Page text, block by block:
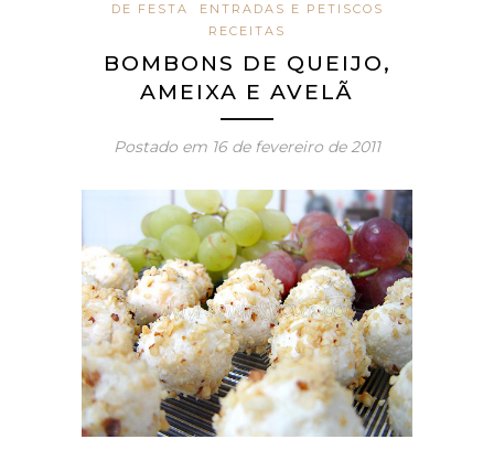
DE FESTA
ENTRADAS E PETISCOS
RECEITAS
BOMBONS DE QUEIJO,
AMEIXA E AVELÃ
Postado em 16 de fevereiro de 2011